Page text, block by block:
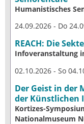
Humanistisches
24.09.2026 - Do
REACH: Die
Infoveranstaltung
02.10.2026 - So
Der Geist in der
der Künstlichen
Kortizes-
Nationalmuseum